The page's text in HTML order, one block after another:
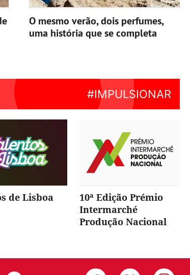
O mesmo verão, dois perfumes,
uma história que se completa
de Lisboa
10ª Edição Prémio
Intermarché
Produção Nacional